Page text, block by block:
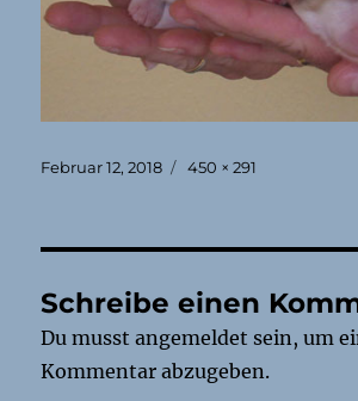
Veröffentlicht
Februar 12, 2018 Originalgröße
450 × 291
Schreibe einen
Du musstangemeldet sein, um
Kommentar abzugeben.